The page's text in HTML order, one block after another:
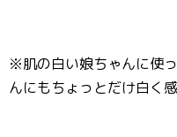
※肌の白い娘ちゃんに使
んにもちょっとだけ白く